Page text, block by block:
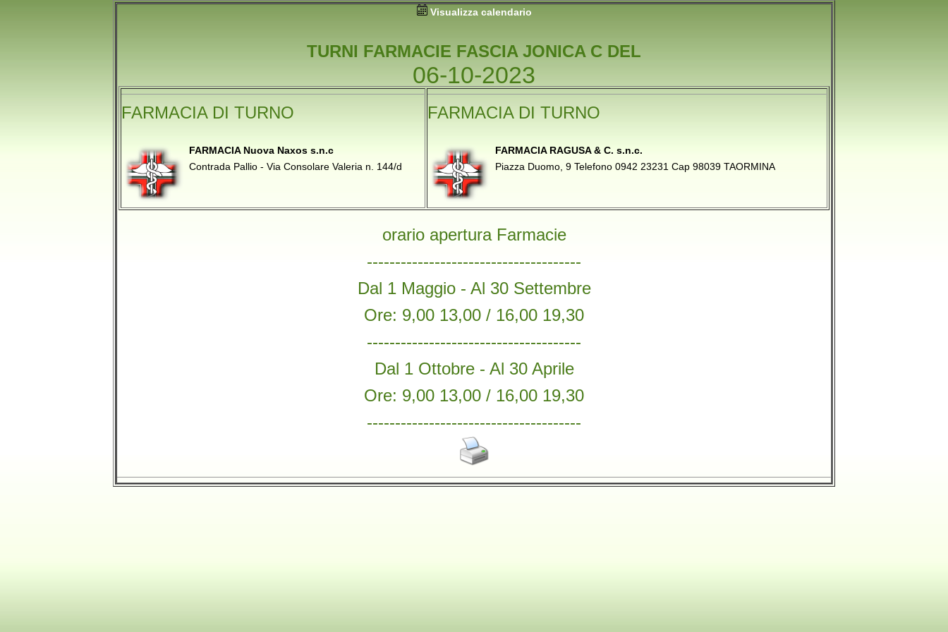
Visualizza calendario
TURNI FARMACIE FASCIA JONICA C DEL
06-10-2023
FARMACIA DI TURNO
FARMACIA Nuova Naxos s.n.c
Contrada Pallio - Via Consolare Valeria n. 144/d
FARMACIA DI TURNO
FARMACIA RAGUSA & C. s.n.c.
Piazza Duomo, 9 Telefono 0942 23231 Cap 98039 TAORMINA
orario apertura Farmacie
--------------------------------------
Dal 1 Maggio - Al 30 Settembre
Ore: 9,00 13,00 / 16,00 19,30
--------------------------------------
Dal 1 Ottobre - Al 30 Aprile
Ore: 9,00 13,00 / 16,00 19,30
--------------------------------------